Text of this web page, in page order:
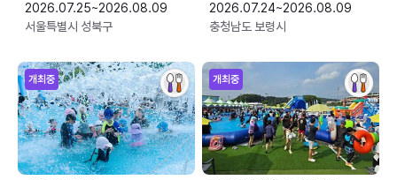
2026.07.25~2026.08.09
서울특별시 성북구
2026.07.24~2026.08.09
충청남도 보령시
개최중 개최중